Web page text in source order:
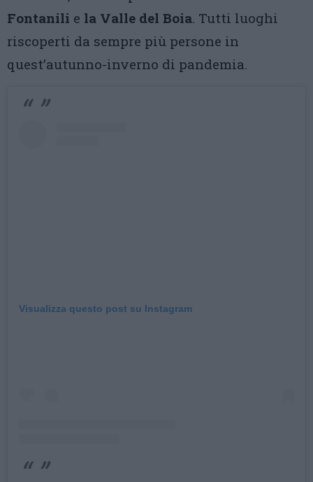
Fontanili e la Valle del Boia. Tutti luoghi
riscoperti da sempre più persone in
quest’autunno-inverno di pandemia.
Visualizza questo post su Instagram